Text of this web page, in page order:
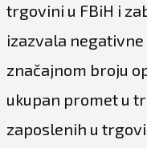
trgovini u FBiH i
izazvala
značajnom broju
ukupan promet u
zaposlenih u